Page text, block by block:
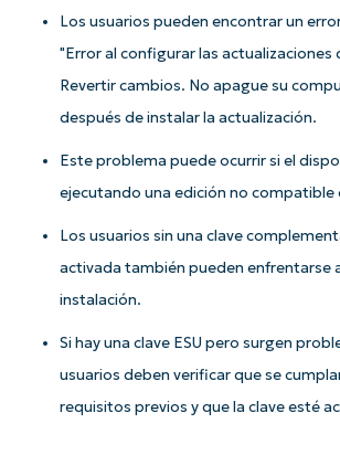
Los usuarios pueden encontrar un
"Error al configurar las actualizaciones
Revertir cambios. No apague su
después de instalar la actualización.
Este problema puede ocurrir si el
ejecutando una edición no compatible
Los usuarios sin una clave
activada también pueden enfrentarse
instalación.
Si hay una clave ESU pero surgen
usuarios deben verificar que se
requisitos previos y que la clave esté
¡Empiece con los
basados en IA de
First